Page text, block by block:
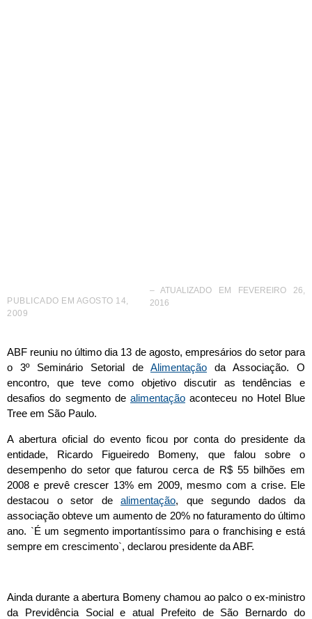
PUBLICADO EM AGOSTO 14,
2009
– ATUALIZADO EM FEVEREIRO 26,
2016
ABF reuniu no último dia 13 de agosto, empresários do setor para
o 3º Seminário Setorial de Alimentação da Associação. O
encontro, que teve como objetivo discutir as tendências e
desafios do segmento de alimentação aconteceu no Hotel Blue
Tree em São Paulo.
A abertura oficial do evento ficou por conta do presidente da
entidade, Ricardo Figueiredo Bomeny, que falou sobre o
desempenho do setor que faturou cerca de R$ 55 bilhões em
2008 e prevê crescer 13% em 2009, mesmo com a crise. Ele
destacou o setor de alimentação, que segundo dados da
associação obteve um aumento de 20% no faturamento do último
ano. `É um segmento importantíssimo para o franchising e está
sempre em crescimento`, declarou presidente da ABF.
Ainda durante a abertura Bomeny chamou ao palco o ex-ministro
da Previdência Social e atual Prefeito de São Bernardo do